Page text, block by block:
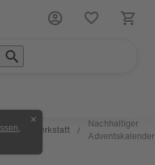
✕
Kreativwerkstatt /
Nachhaltiger
Adventskalender